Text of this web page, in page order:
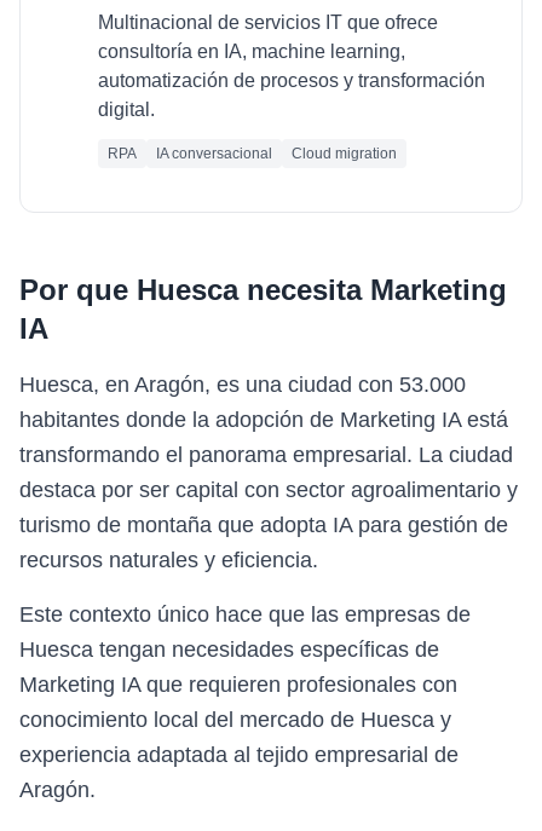
Multinacional de servicios IT que ofrece
consultoría en IA, machine learning,
automatización de procesos y transformación
digital.
RPA IA conversacional Cloud migration
Por que Huescanecesita Marketing
IA
Huesca, en Aragón, es una ciudad con 53.000
habitantes donde la adopción de Marketing IA está
transformando el panorama empresarial. La ciudad
destaca por ser capital con sector agroalimentario y
turismo de montaña que adopta IA para gestión de
recursos naturales y eficiencia.
Este contexto único hace que las empresas de
Huesca tengan necesidades específicas de
Marketing IA que requieren profesionales con
conocimiento local del mercado de Huesca y
experiencia adaptada al tejido empresarial de
Aragón.